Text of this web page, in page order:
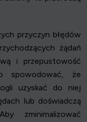
przyczyn błędów
żądań
i przepustowość
spowodować, że
uzyskać do niej
lub doświadczą
zminimalizować